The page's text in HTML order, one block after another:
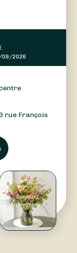
09/2026
rue François
Bouquet
Anniversaire